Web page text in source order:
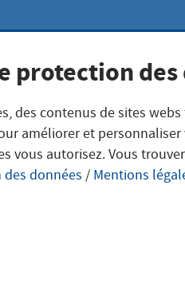
Kreisstadt Hofheim am
protection des
des contenus de sites
améliorer et
vous autorisez. Vous
données / Mentions